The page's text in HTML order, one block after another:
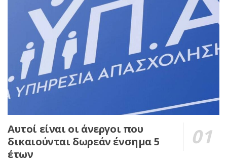
Αυτοί είναι οι άνεργοι που
δικαιούνται δωρεάν ένσημα 5
έτων